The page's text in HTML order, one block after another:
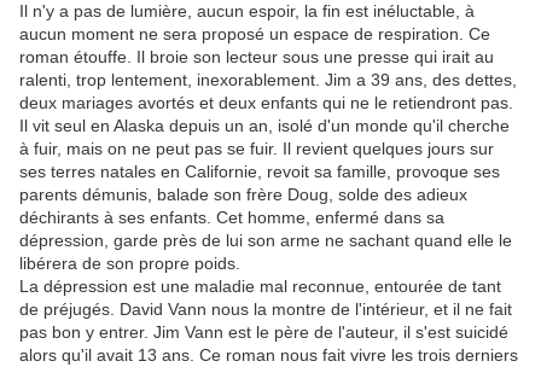
Il n'y a pas de lumière, aucun espoir, la fin est inéluctable, à
aucun moment ne sera proposé un espace de respiration. Ce
roman étouffe. Il broie son lecteur sous une presse qui irait au
ralenti, trop lentement, inexorablement. Jim a 39 ans, des dettes,
deux mariages avortés et deux enfants qui ne le retiendront pas.
Il vit seul en Alaska depuis un an, isolé d'un monde qu'il cherche
à fuir, mais on ne peut pas se fuir. Il revient quelques jours sur
ses terres natales en Californie, revoit sa famille, provoque ses
parents démunis, balade son frère Doug, solde des adieux
déchirants à ses enfants. Cet homme, enfermé dans sa
dépression, garde près de lui son arme ne sachant quand elle le
libérera de son propre poids.
La dépression est une maladie mal reconnue, entourée de tant
de préjugés. David Vann nous la montre de l'intérieur, et il ne fait
pas bon y entrer. Jim Vann est le père de l'auteur, il s'est suicidé
alors qu'il avait 13 ans. Ce roman nous fait vivre les trois derniers